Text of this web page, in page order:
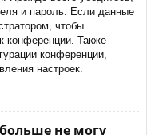
и пароль. Если данные
чтобы
конференции. Также
конференции,
настроек.
не могу